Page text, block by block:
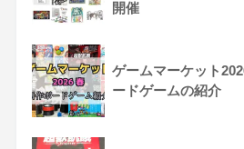
開催
ゲームマーケット
ードゲームの紹介